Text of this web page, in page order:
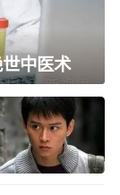
中医术